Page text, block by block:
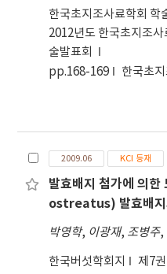
한국초지조사료학회 학
2012년도 한국초지조
술발표회
pp.168-169
한국초
2009.06 KCI 등재
발효배지 첨가에 의
ostreatus) 발효배지
박영학, 이광재, 조병주,
한국버섯학회지 제7